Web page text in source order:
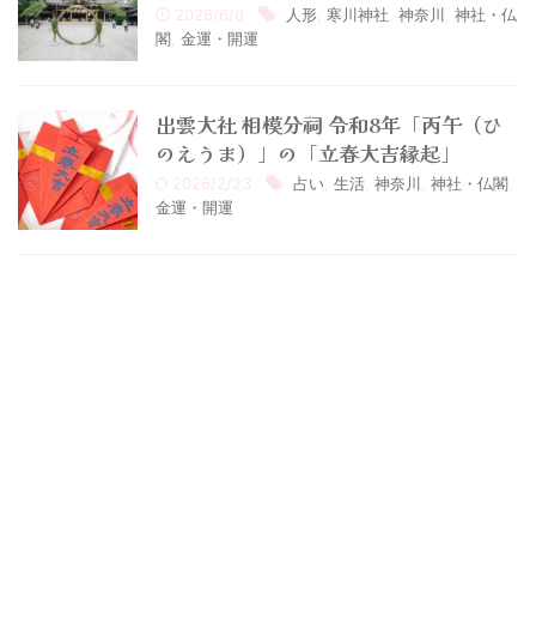
2026/6/6 人形 寒川神社 神奈川
神社・仏
閣 金運・開運
出雲大社 相模分祠 令和8年「丙午（ひ
のえうま）」の「立春大吉縁起」
2026/2/23 占い 生活 神奈川 神社・仏閣
金運・開運